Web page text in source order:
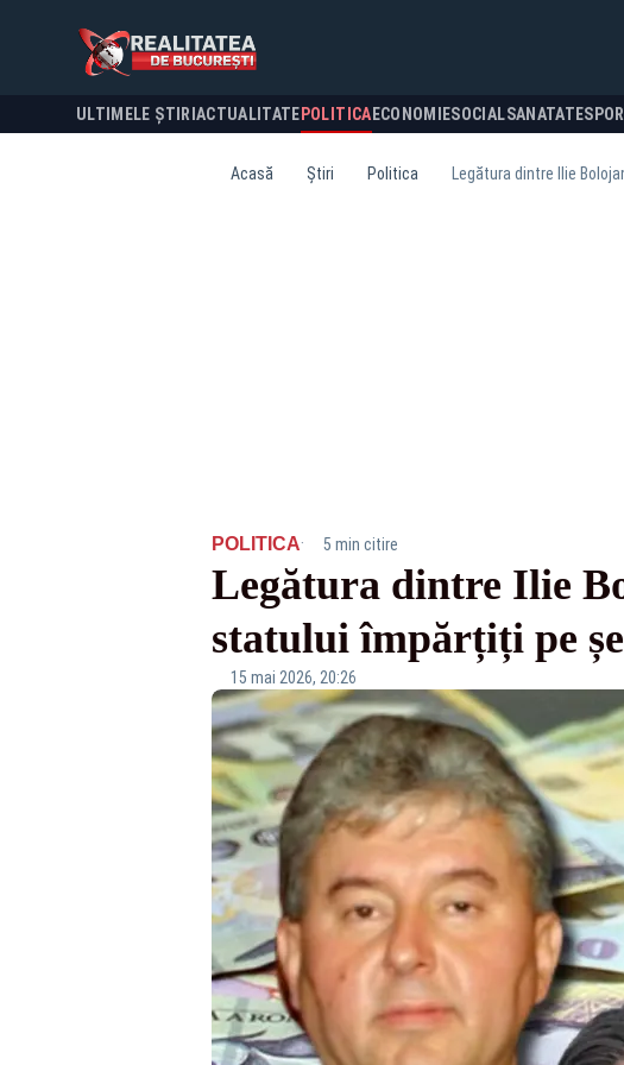
ULTIMELE ȘTIRI ACTUALITATE POLITICA ECONOMIESOCIALSANATATE
Acasă Știri Politica Legătura dintre Ilie
POLITICA· 5 min citire
Legătura dintre Ilie
statului împărțiți pe
15 mai 2026, 20:26